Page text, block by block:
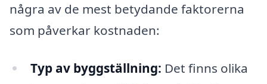
några av de mest betydande faktorerna
som påverkar kostnaden:
Typ av byggställning: Det finns olika